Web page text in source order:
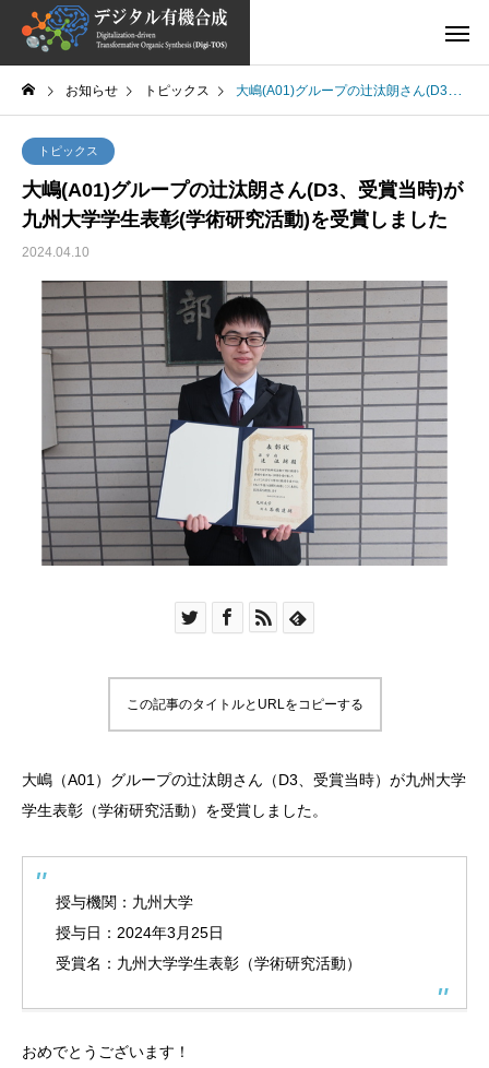
お知らせ トピックス 大嶋(A01)グループの辻汰朗さん(D3、受賞当時)が九州大学学生表彰(学術研究活動)を受賞しました
トピックス
大嶋(A01)グループの辻汰朗さん(D3、受賞当時)が
九州大学学生表彰(学術研究活動)を受賞しました
2024.04.10
この記事のタイトルとURLをコピーする
大嶋（A01）グループの辻汰朗さん（D3、受賞当時）が九州大学
学生表彰（学術研究活動）を受賞しました。
授与機関：九州大学
授与日：2024年3月25日
受賞名：九州大学学生表彰（学術研究活動）
おめでとうございます！